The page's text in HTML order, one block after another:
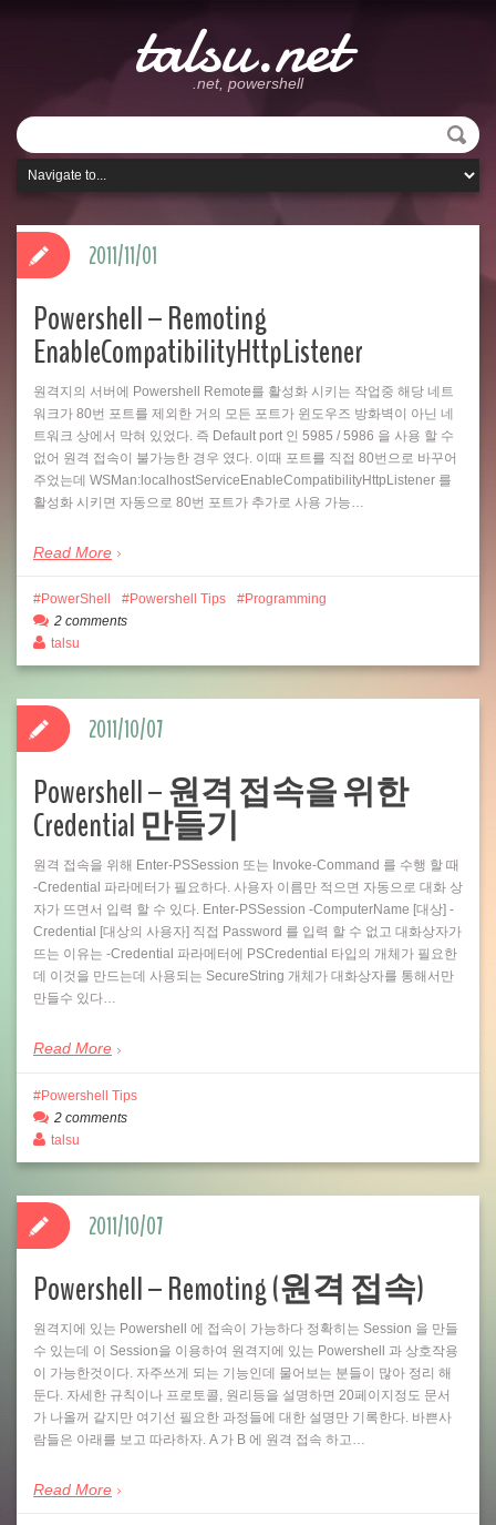
talsu.net
.net, powershell
Powershell – Remoting
EnableCompatibilityHttpListener
원격지의 서버에 Powershell Remote를 활성화 시키는 작업중 해당 네트
워크가 80번 포트를 제외한 거의 모든 포트가 윈도우즈 방화벽이 아닌 네
트워크 상에서 막혀 있었다. 즉 Default port 인 5985 / 5986 을 사용 할 수
없어 원격 접속이 불가능한 경우 였다. 이때 포트를 직접 80번으로 바꾸어
주었는데 WSMan:localhostServiceEnableCompatibilityHttpListener 를
활성화 시키면 자동으로 80번 포트가 추가로 사용 가능…
Read More
2011/11/01
PowerShell Powershell Tips
Programming
2 comments
talsu
Powershell – 원격 접속을 위한
Credential 만들기
원격 접속을 위해 Enter-PSSession 또는 Invoke-Command 를 수행 할 때
-Credential 파라메터가 필요하다. 사용자 이름만 적으면 자동으로 대화 상
자가 뜨면서 입력 할 수 있다. Enter-PSSession -ComputerName [대상] -
Credential [대상의 사용자] 직접 Password 를 입력 할 수 없고 대화상자가
뜨는 이유는 -Credential 파라메터에 PSCredential 타입의 개체가 필요한
데 이것을 만드는데 사용되는 SecureString 개체가 대화상자를 통해서만
만들수 있다…
Read More
2011/10/07
Powershell Tips
2 comments
talsu
Powershell – Remoting (원격 접속)
원격지에 있는 Powershell 에 접속이 가능하다 정확히는 Session 을 만들
수 있는데 이 Session을 이용하여 원격지에 있는 Powershell 과 상호작용
이 가능한것이다. 자주쓰게 되는 기능인데 물어보는 분들이 많아 정리 해
둔다. 자세한 규칙이나 프로토콜, 원리등을 설명하면 20페이지정도 문서
가 나올꺼 같지만 여기선 필요한 과정들에 대한 설명만 기록한다. 바쁜사
람들은 아래를 보고 따라하자. A 가 B 에 원격 접속 하고…
Read More
2011/10/07